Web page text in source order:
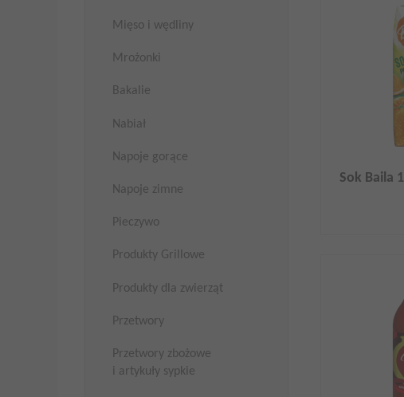
Mięso i wędliny
Mrożonki
Bakalie
Nabiał
Napoje gorące
Napoje zimne
Pieczywo
Produkty Grillowe
Produkty dla zwierząt
Przetwory
Przetwory zbożowe
i artykuły sypkie
Sok Baila